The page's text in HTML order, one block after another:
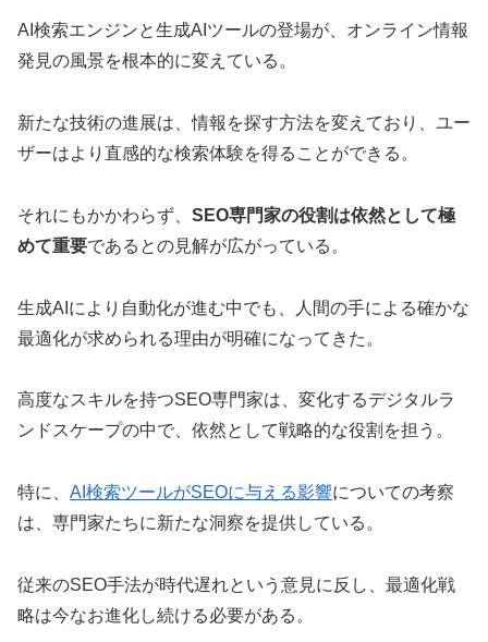
AI検索エンジンと生成AIツールの登場が、オンライン情報
発見の風景を根本的に変えている。
新たな技術の進展は、情報を探す方法を変えており、ユー
ザーはより直感的な検索体験を得ることができる。
それにもかかわらず、 SEO専門家の役割は依然として極
めて重要であるとの見解が広がっている。
生成AIにより自動化が進む中でも、人間の手による確かな
最適化が求められる理由が明確になってきた。
高度なスキルを持つSEO専門家は、変化するデジタルラ
ンドスケープの中で、依然として戦略的な役割を担う。
特に、 AI検索ツールがSEOに与える影響についての考察
は、専門家たちに新たな洞察を提供している。
従来のSEO手法が時代遅れという意見に反し、最適化戦
略は今なお進化し続ける必要がある。